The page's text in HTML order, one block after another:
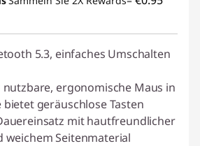
5.3, einfaches Umschalten
ergonomische Maus in
geräuschlose Tasten
mit hautfreundlicher
weichem Seitenmaterial